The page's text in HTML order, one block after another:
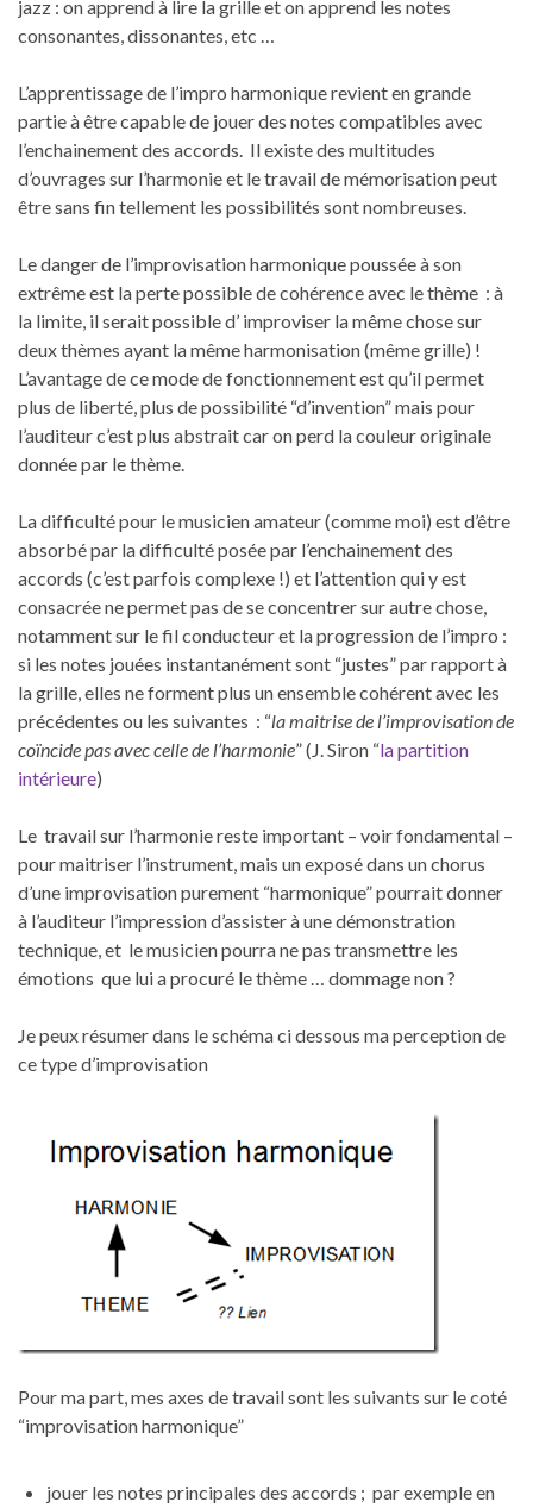
jazz : on apprend à lire la grille et on apprend les notes
consonantes, dissonantes, etc …
L’apprentissage de l’impro harmonique revient en grande
partie à être capable de jouer des notes compatibles avec
l’enchainement des accords. Il existe des multitudes
d’ouvrages sur l’harmonie et le travail de mémorisation peut
être sans fin tellement les possibilités sont nombreuses.
Le danger de l’improvisation harmonique poussée à son
extrême est la perte possible de cohérence avec le thème : à
la limite, il serait possible d’ improviser la même chose sur
deux thèmes ayant la même harmonisation (même grille) !
L’avantage de ce mode de fonctionnement est qu’il permet
plus de liberté, plus de possibilité “d’invention” mais pour
l’auditeur c’est plus abstrait car on perd la couleur originale
donnée par le thème.
La difficulté pour le musicien amateur (comme moi) est d’être
absorbé par la difficulté posée par l’enchainement des
accords (c’est parfois complexe !) et l’attention qui y est
consacrée ne permet pas de se concentrer sur autre chose,
notamment sur le fil conducteur et la progression de l’impro :
si les notes jouées instantanément sont “justes” par rapport à
la grille, elles ne forment plus un ensemble cohérent avec les
précédentes ou les suivantes : “la maitrise de l’improvisation de
coïncide pas avec celle de l’harmonie” (J. Siron “la partition
intérieure)
Le travail sur l’harmonie reste important – voir fondamental –
pour maitriser l’instrument, mais un exposé dans un chorus
d’une improvisation purement “harmonique” pourrait donner
à l’auditeur l’impression d’assister à une démonstration
technique, et le musicien pourra ne pas transmettre les
émotions que lui a procuré le thème … dommage non ?
Je peux résumer dans le schéma ci dessous ma perception de
ce type d’improvisation
Pour ma part, mes axes de travail sont les suivants sur le coté
“improvisation harmonique”
jouer les notes principales des accords ; par exemple en